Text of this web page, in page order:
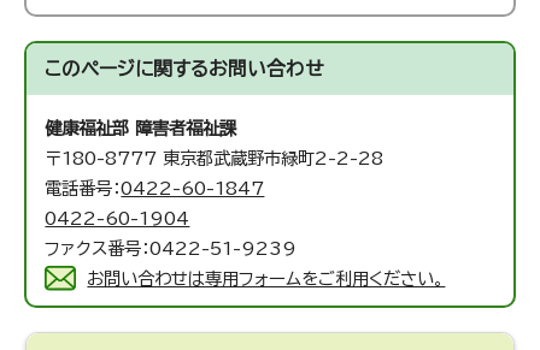
このページに関するお問い合わせ
健康福祉部 障害者福祉課
〒180-8777 東京都武蔵野市緑町2-2-28
電話番号：0422-60-1847
0422-60-1904
ファクス番号：0422-51-9239
お問い合わせは専用フォームをご利用ください。